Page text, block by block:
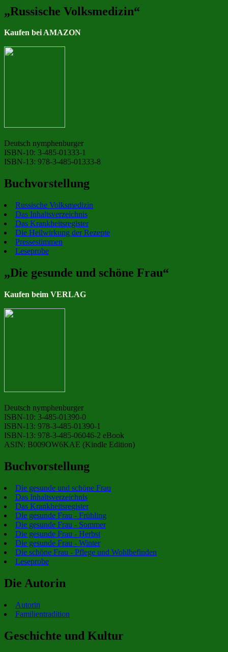
„Russische Volksmedizin“
Kaufen bei AMAZON
Deutsch nymphenburger
ISBN-10: 3-485-01333-1
ISBN-13: 978-3-485-01333-8
Buchvorstellung
Russische Volksmedizin
Das Inhaltsverzeichnis
Das Krankheitsregister
Die Heilwirkung der Rezepte
Pressestimmen
Leseprobe
„Die gesunde und schöne Frau“
Kaufen beim VERLAG
Deutsch nymphenburger
ISBN-10: 3-485-01390-0
ISBN-13: 978-3-485-01390-1
ISBN-13: 978-3-485-06046-2 eBook
ASIN: B009OW6KAE (Kindle Edition)
Buchvorstellung
Die gesunde und schöne Frau
Das Inhaltsverzeichnis
Das Krankheitsregister
Die gesunde Frau - Frühling
Die gesunde Frau - Sommer
Die gesunde Frau - Herbst
Die gesunde Frau - Winter
Die schöne Frau - Pflege und Wohlbefinden
Leseprobe
Die Autorin
Autorin
Familientradition
Geschichte und Kultur